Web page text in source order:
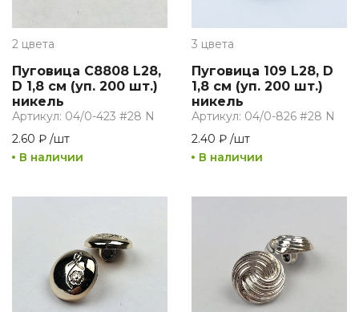
2 цвета
Пуговица C8808 L28,
D 1,8 см (уп. 200 шт.)
никель
Артикул: 04/0-423 #28 N
2.60 ₽ /шт
В наличии
3 цвета
Пуговица 109 L28, D
1,8 см (уп. 200 шт.)
никель
Артикул: 04/0-826 #28 N
2.40 ₽ /шт
В наличии